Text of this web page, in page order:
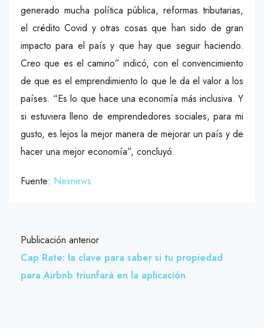
generado mucha política pública, reformas tributarias,
el crédito Covid y otras cosas que han sido de gran
impacto para el país y que hay que seguir haciendo.
Creo que es el camino” indicó, con el convencimiento
de que es el emprendimiento lo que le da el valor a los
países. “Es lo que hace una economía más inclusiva. Y
si estuviera lleno de emprendedores sociales, para mi
gusto, es lejos la mejor manera de mejorar un país y de
hacer una mejor economía”, concluyó.
Fuente: Nexnews
Publicación anterior
Cap Rate: la clave para saber si tu propiedad
para Airbnb triunfará en la aplicación